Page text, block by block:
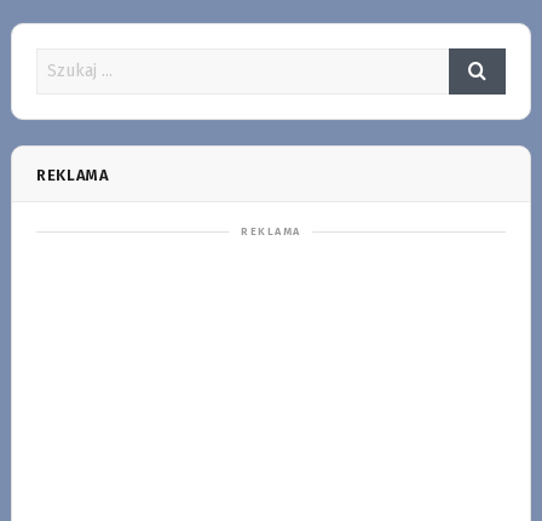
REKLAMA